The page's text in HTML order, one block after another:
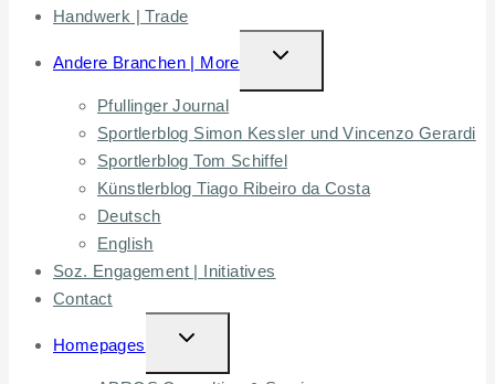
Handwerk | Trade
Andere Branchen | More
TOGGLE
CHILD
Pfullinger Journal
Sportlerblog Simon Kessler und Vincenzo Gerardi
Sportlerblog Tom Schiffel
Künstlerblog Tiago Ribeiro da Costa
Deutsch
English
Soz. Engagement | Initiatives
Contact
Homepages
TOGGLE
CHILD